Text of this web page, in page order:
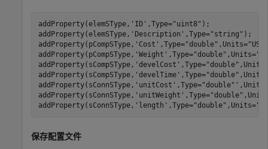
addProperty(elemSType, 'ID' ,Type="uint8" );
addProperty(elemSType, 'Description' ,Type="string" );
addProperty(pCompSType, 'Cost' ,Type="double" ,Units="USD"
addProperty(pCompSType, 'Weight' ,Type="double" ,Units="g"
addProperty(sCompSType, 'develCost' ,Type="double" ,Units=
addProperty(sCompSType, 'develTime' ,Type="double" ,Units=
addProperty(sConnSType, 'unitCost' ,Type="double" ',Units=
addProperty(sConnSType, 'unitWeight' ,Type="double"
addProperty(sConnSType, 'length' ,Type="double" ,Units="m"
保存配置文件